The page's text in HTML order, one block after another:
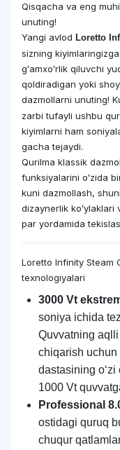
Qisqacha va eng
unuting!
Yangi avlod Loretto
sizning
gʻamxoʻrlik qiluvchi
qoldiradigan yoki
dazmollarni unuting!
zarbi tufayli ushbu
kiyimlarni ham
gacha tejaydi.
Qurilma klassik
funksiyalarini oʻzida
kuni dazmollash,
dizaynerlik
par yordamida
Loretto Infinity Steam
texnologiyalari
3000 Vt
soniya ichida
Quvvatning
chiqarish uchun
dastasining
1000 Vt
Professional
ostidagi quruq
chuqur